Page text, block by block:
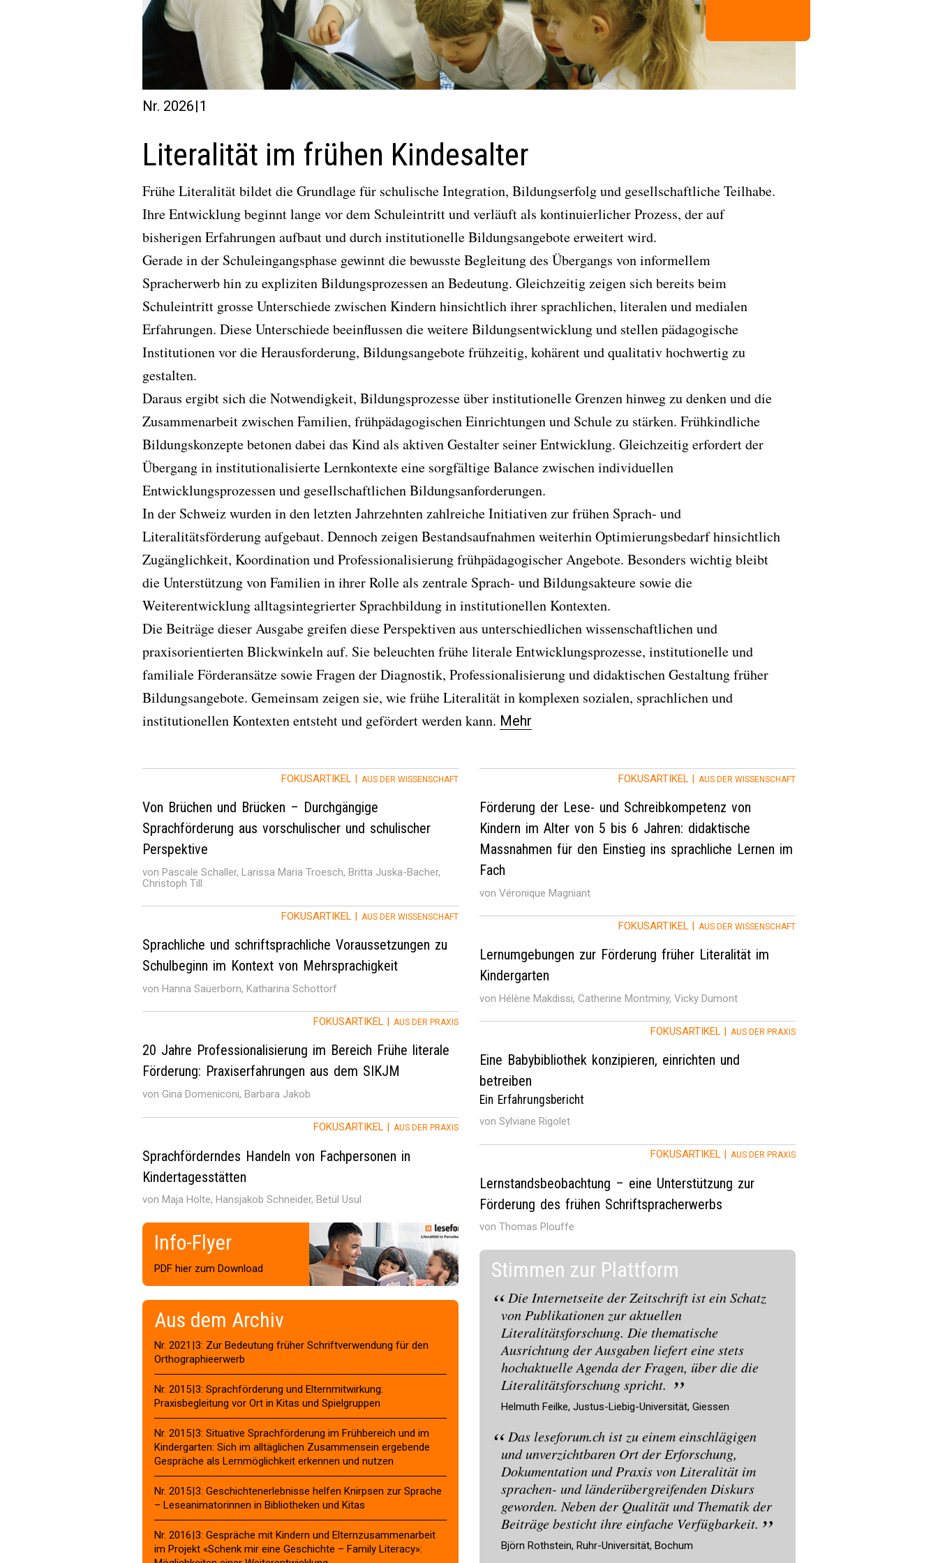
Nr. 2026 | 1
Literalität im frühen Kindesalter
Frühe Literalität bildet die Grundlage für schulische Integration, Bildungserfolg und gesellschaftliche Teilhabe.
Ihre Entwicklung beginnt lange vor dem Schuleintritt und verläuft als kontinuierlicher Prozess, der auf
bisherigen Erfahrungen aufbaut und durch institutionelle Bildungsangebote erweitert wird.
Gerade in der Schuleingangsphase gewinnt die bewusste Begleitung des Übergangs von informellem
Spracherwerb hin zu expliziten Bildungsprozessen an Bedeutung. Gleichzeitig zeigen sich bereits beim
Schuleintritt grosse Unterschiede zwischen Kindern hinsichtlich ihrer sprachlichen, literalen und medialen
Erfahrungen. Diese Unterschiede beeinflussen die weitere Bildungsentwicklung und stellen pädagogische
Institutionen vor die Herausforderung, Bildungsangebote frühzeitig, kohärent und qualitativ hochwertig zu
gestalten.
Daraus ergibt sich die Notwendigkeit, Bildungsprozesse über institutionelle Grenzen hinweg zu denken und die
Zusammenarbeit zwischen Familien, frühpädagogischen Einrichtungen und Schule zu stärken. Frühkindliche
Bildungskonzepte betonen dabei das Kind als aktiven Gestalter seiner Entwicklung. Gleichzeitig erfordert der
Übergang in institutionalisierte Lernkontexte eine sorgfältige Balance zwischen individuellen
Entwicklungsprozessen und gesellschaftlichen Bildungsanforderungen.
In der Schweiz wurden in den letzten Jahrzehnten zahlreiche Initiativen zur frühen Sprach- und
Literalitätsförderung aufgebaut. Dennoch zeigen Bestandsaufnahmen weiterhin Optimierungsbedarf hinsichtlich
Zugänglichkeit, Koordination und Professionalisierung frühpädagogischer Angebote. Besonders wichtig bleibt
die Unterstützung von Familien in ihrer Rolle als zentrale Sprach- und Bildungsakteure sowie die
Weiterentwicklung alltagsintegrierter Sprachbildung in institutionellen Kontexten.
Die Beiträge dieser Ausgabe greifen diese Perspektiven aus unterschiedlichen wissenschaftlichen und
praxisorientierten Blickwinkeln auf. Sie beleuchten frühe literale Entwicklungsprozesse, institutionelle und
familiale Förderansätze sowie Fragen der Diagnostik, Professionalisierung und didaktischen Gestaltung früher
Bildungsangebote. Gemeinsam zeigen sie, wie frühe Literalität in komplexen sozialen, sprachlichen und
institutionellen Kontexten entsteht und gefördert werden kann. Mehr
FOKUSARTIKEL | AUS DER WISSENSCHAFT
Von Brüchen und Brücken – Durchgängige
Sprachförderung aus vorschulischer und schulischer
Perspektive
von Pascale Schaller, Larissa Maria Troesch, Britta Juska-Bacher,
Christoph Till
FOKUSARTIKEL | AUS DER WISSENSCHAFT
Sprachliche und schriftsprachliche Voraussetzungen zu
Schulbeginn im Kontext von Mehrsprachigkeit
von Hanna Sauerborn, Katharina Schottorf
FOKUSARTIKEL | AUS DER PRAXIS
20 Jahre Professionalisierung im Bereich Frühe literale
Förderung: Praxiserfahrungen aus dem SIKJM
von Gina Domeniconi, Barbara Jakob
FOKUSARTIKEL | AUS DER PRAXIS
Sprachförderndes Handeln von Fachpersonen in
Kindertagesstätten
von Maja Holte, Hansjakob Schneider, Betül Usul
Info-Flyer
PDF hier zum Download
Aus dem Archiv
Nr. 2021 | 3: Zur Bedeutung früher Schriftverwendung für den
Orthographieerwerb
Nr. 2015 | 3: Sprachförderung und Elternmitwirkung:
Praxisbegleitung vor Ort in Kitas und Spielgruppen
Nr. 2015 | 3: Situative Sprachförderung im Frühbereich und im
Kindergarten: Sich im alltäglichen Zusammensein ergebende
Gespräche als Lernmöglichkeit erkennen und nutzen
Nr. 2015 | 3: Geschichtenerlebnisse helfen Knirpsen zur Sprache
– Leseanimatorinnen in Bibliotheken und Kitas
Nr. 2016 | 3: Gespräche mit Kindern und Elternzusammenarbeit
im Projekt «Schenk mir eine Geschichte – Family Literacy»:
FOKUSARTIKEL | AUS DER WISSENSCHAFT
Förderung der Lese- und Schreibkompetenz von
Kindern im Alter von 5 bis 6 Jahren: didaktische
Massnahmen für den Einstieg ins sprachliche Lernen im
Fach
von Véronique Magniant
FOKUSARTIKEL | AUS DER WISSENSCHAFT
Lernumgebungen zur Förderung früher Literalität im
Kindergarten
von Hélène Makdissi, Catherine Montminy, Vicky Dumont
FOKUSARTIKEL | AUS DER PRAXIS
Eine Babybibliothek konzipieren, einrichten und
betreiben
Ein Erfahrungsbericht
von Sylviane Rigolet
FOKUSARTIKEL | AUS DER PRAXIS
Lernstandsbeobachtung – eine Unterstützung zur
Förderung des frühen Schriftspracherwerbs
von Thomas Plouffe
Stimmen zur Plattform
Die Internetseite der Zeitschrift ist ein Schatz
von Publikationen zur aktuellen
Literalitätsforschung. Die thematische
Ausrichtung der Ausgaben liefert eine stets
hochaktuelle Agenda der Fragen, über die die
Literalitätsforschung spricht.
Helmuth Feilke, Justus-Liebig-Universität, Giessen
Das leseforum.ch ist zu einem einschlägigen
und unverzichtbaren Ort der Erforschung,
Dokumentation und Praxis von Literalität im
sprachen- und länderübergreifenden Diskurs
geworden. Neben der Qualität und Thematik der
Beiträge besticht ihre einfache Verfügbarkeit.
Björn Rothstein, Ruhr-Universität, Bochum